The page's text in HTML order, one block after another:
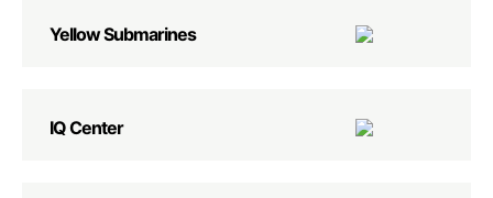
Yellow Submarines
IQ Center